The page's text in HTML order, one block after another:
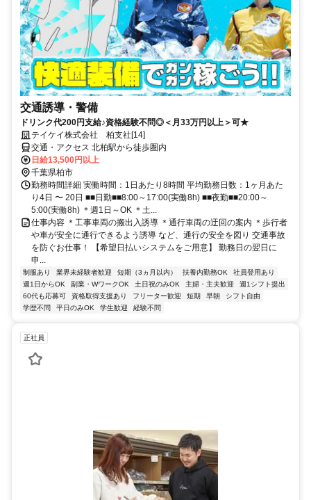
交通誘導・警備
ドリンク代200円支給♪資格経験不問◎＜月33万円以上＞可★
テイケイ株式会社 柏支社[14]
交通・アクセス 北柏駅から徒歩圏内
日給13,500円以上
千葉県柏市
勤務時間詳細 実働時間：1日あたり8時間 平均勤務日数：1ヶ月あた
り4日 〜 20日 ■■日勤■■8:00～17:00(実働8h) ■■夜勤■■20:00～
5:00(実働8h) ＊週1日～OK ＊土...
仕事内容 ＊工事車両の搬出入誘導 ＊通行車両の迂回の案内 ＊歩行者
や車が安全に通行できるよう誘導 など、通行の安全を図り 交通事故
を防ぐお仕事！ 【希望日払いシステムをご用意】 勤務日の翌日に
申...
制服あり 業界未経験者歓迎 短期（3ヵ月以内） 扶養内勤務OK
社員登用あり
週1日からOK
副業・WワークOK 土日祝のみOK 主婦・主夫歓迎
週1シフト提出
60代も応募可
資格取得支援あり フリーター歓迎 短期 早朝
シフト自由
学歴不問
平日のみOK 学生歓迎 経験不問
正社員